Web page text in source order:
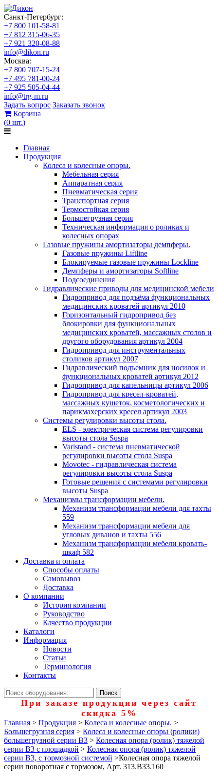
Санкт-Петербург:
+7 800 101-58-81
+7 812 315-06-35
+7 921 320-08-88
info@dikon.ru
Москва:
+7 800 707-15-24
+7 495 781-00-24
+7 925 505-04-44
info@trg-m.ru
Задать вопрос Заказать звонок
Корзина
(0 шт.)
Главная
Продукция
Колеса и колесные опоры.
Мебельная серия
Аппаратная серия
Пневматическая серия
Транспортная серия
Термостойкая серия
Большегрузная серия
Техническая информация о роликах и
колесных опорах
Газовые пружины амортизаторы демпферы.
Газовые пружины Liftline
Блокируемые газовые пружины Lockline
Демпферы и амортизаторы Softline
Подсоединения
Гидравлические приводы для медицинской мебели
Гидропривод для подъёма функциональных
медицинских кроватей артикул 2010
Горизонтальный гидропривод без
блокировки для функциональных
медицинских кроватей, массажных столов и
другого оборудования артикул 2004
Гидропривод для инструментальных
столиков артикул 2007
Гидравлический подъемник для носилок и
функциональных кроватей артикул 2012
Гидропривод для капельницы артикул 2006
Гидропривод для кресел-кроватей,
массажных кушеток, косметологических и
парикмахерских кресел артикул 2003
Системы регулировки высоты стола.
ELS - электрическая система регулировки
высоты стола Suspa
Varistand - система пневматической
регулировки высоты стола Suspa
Movotec - гидравлическая система
регулировки высоты стола Suspa
Готовые решения с системами регулировки
высоты Suspa
Механизмы трансформации мебели.
Механизм трансформации мебели для тахты
559
Механизм трансформации мебели для
угловых диванов и тахты 556
Механизм трансформации мебели кровать-
шкаф 582
Доставка и оплата
Способы оплаты
Самовывоз
Доставка
О компании
История компании
Руководство
Качество продукции
Каталоги
Информация
Новости
Статьи
Терминология
Контакты
При заказе продукции через сайт
скидка 5%
Главная > Продукция > Колеса и колесные опоры. >
Большегрузная серия > Колеса и колесные опоры (ролики)
большегрузной серии В3 > Колесная опора (ролик) тяжелой
серии B3 с площадкой > Колесная опора (ролик) тяжелой
серии B3, с тормозной системой >Колесная опора тяжелой
серии поворотная с тормозом, Арт. 313.B33.160